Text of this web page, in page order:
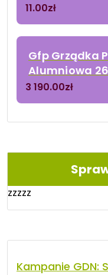
11.00zł
Gfp Grządka
Alumniowa
3 190.00zł
zzzzz
Kampanie GDN: